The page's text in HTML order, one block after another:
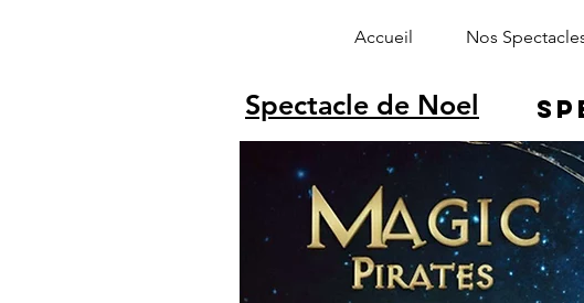
Accueil Nos
Spectacle de Noel
Alphonse le